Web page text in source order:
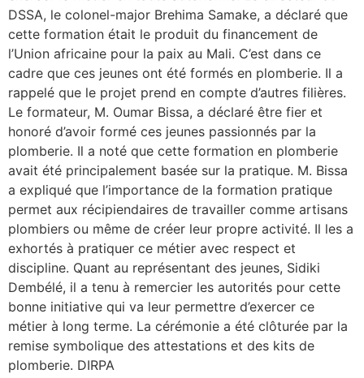
DSSA, le colonel-major Brehima Samake, a déclaré que
cette formation était le produit du financement de
l’Union africaine pour la paix au Mali. C’est dans ce
cadre que ces jeunes ont été formés en plomberie. Il a
rappelé que le projet prend en compte d’autres filières.
Le formateur, M. Oumar Bissa, a déclaré être fier et
honoré d’avoir formé ces jeunes passionnés par la
plomberie. Il a noté que cette formation en plomberie
avait été principalement basée sur la pratique. M. Bissa
a expliqué que l’importance de la formation pratique
permet aux récipiendaires de travailler comme artisans
plombiers ou même de créer leur propre activité. Il les a
exhortés à pratiquer ce métier avec respect et
discipline. Quant au représentant des jeunes, Sidiki
Dembélé, il a tenu à remercier les autorités pour cette
bonne initiative qui va leur permettre d’exercer ce
métier à long terme. La cérémonie a été clôturée par la
remise symbolique des attestations et des kits de
plomberie. DIRPA